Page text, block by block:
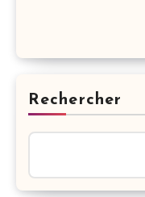
Rechercher